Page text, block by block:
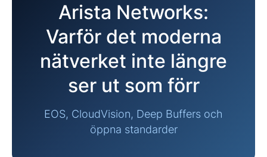
Arista Networks:
Varför det moderna
nätverket inte längre
ser ut som förr
EOS, CloudVision, Deep Buffers och
öppna standarder